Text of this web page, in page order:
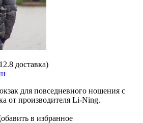
доставка)
для повседневного ношения с
от производителя Li-Ning.
в избранное